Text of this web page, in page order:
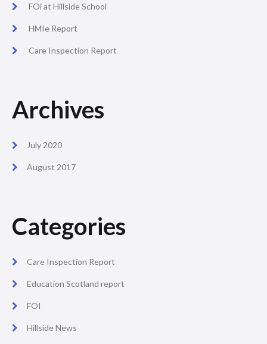
FOi at Hillside School
HMIe Report
Care Inspection Report
Archives
July 2020
August 2017
Categories
Care Inspection Report
Education Scotland report
FOI
Hillside News